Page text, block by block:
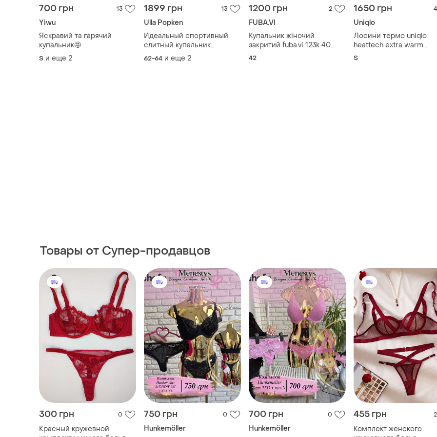
700 грн 13
Yiwu
Яскравий та гарячий
купальник🤩
S и еще 2
1899 грн 13
Ulla Popken
Идеальный спортивный
слитный купальник
большого размера от
немецкого бренда ulla
62-64 и еще 2
1200 грн 2
FUBA.VI
Купальник жіночий
закритий fuba.vi 123k 40
білий з чорним 42
42
1650 грн 4
Uniqlo
Лосини термо uniqlo
heattech extra warm
cashmere blend
S
Товары от Супер-продавцов
300 грн 0
Красный кружевной
750 грн 0
Hunkemöller
700 грн 0
Hunkemöller
455 грн 2
Комплект женского